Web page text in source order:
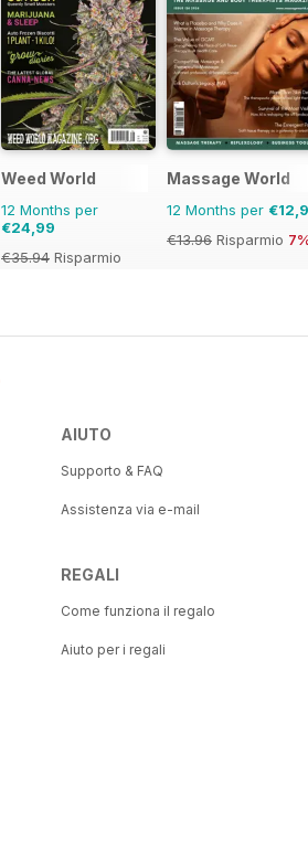
Weed World
12 Months per
€24,99
€35.94 Risparmio
Massage World
12 Months per
€13.96 Risparmio
AIUTO
Supporto & FAQ
Assistenza via e-mail
REGALI
Come funziona il regalo
Aiuto per i regali